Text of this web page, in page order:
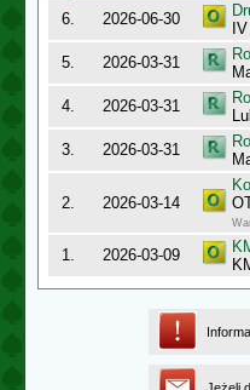
6.
2026-06-30
5.
2026-03-31
4.
2026-03-31
3.
2026-03-31
2. 2026-03-14
1. 2026-03-09